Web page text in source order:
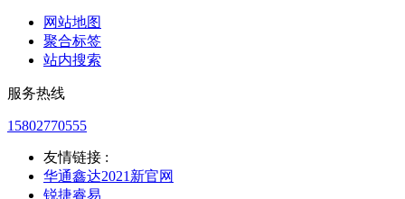
网站地图
聚合标签
站内搜索
服务热线
15802770555
友情链接 :
华通鑫达2021新官网
锐捷睿易